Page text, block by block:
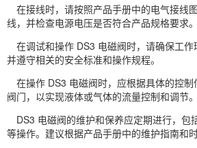
在接线时，请按照产品手册中的电气接线
线，并检查电源电压是否符合产品规格要求。
在调试和操作 DS3 电磁阀时，请确保工作
并遵守相关的安全标准和操作规程。
在操作 DS3 电磁阀时，应根据具体的控
阀门，以实现液体或气体的流量控制和调节。
DS3 电磁阀的维护和保养应定期进行，包
等操作。建议根据产品手册中的维护指南和